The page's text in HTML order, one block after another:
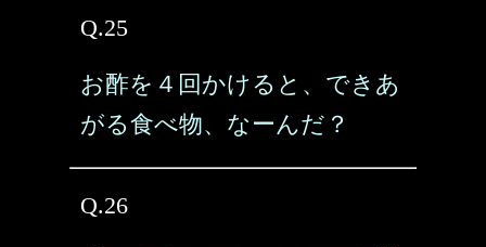
Q.25
お酢を４回かけると、できあ
がる食べ物、なーんだ？
Q.26